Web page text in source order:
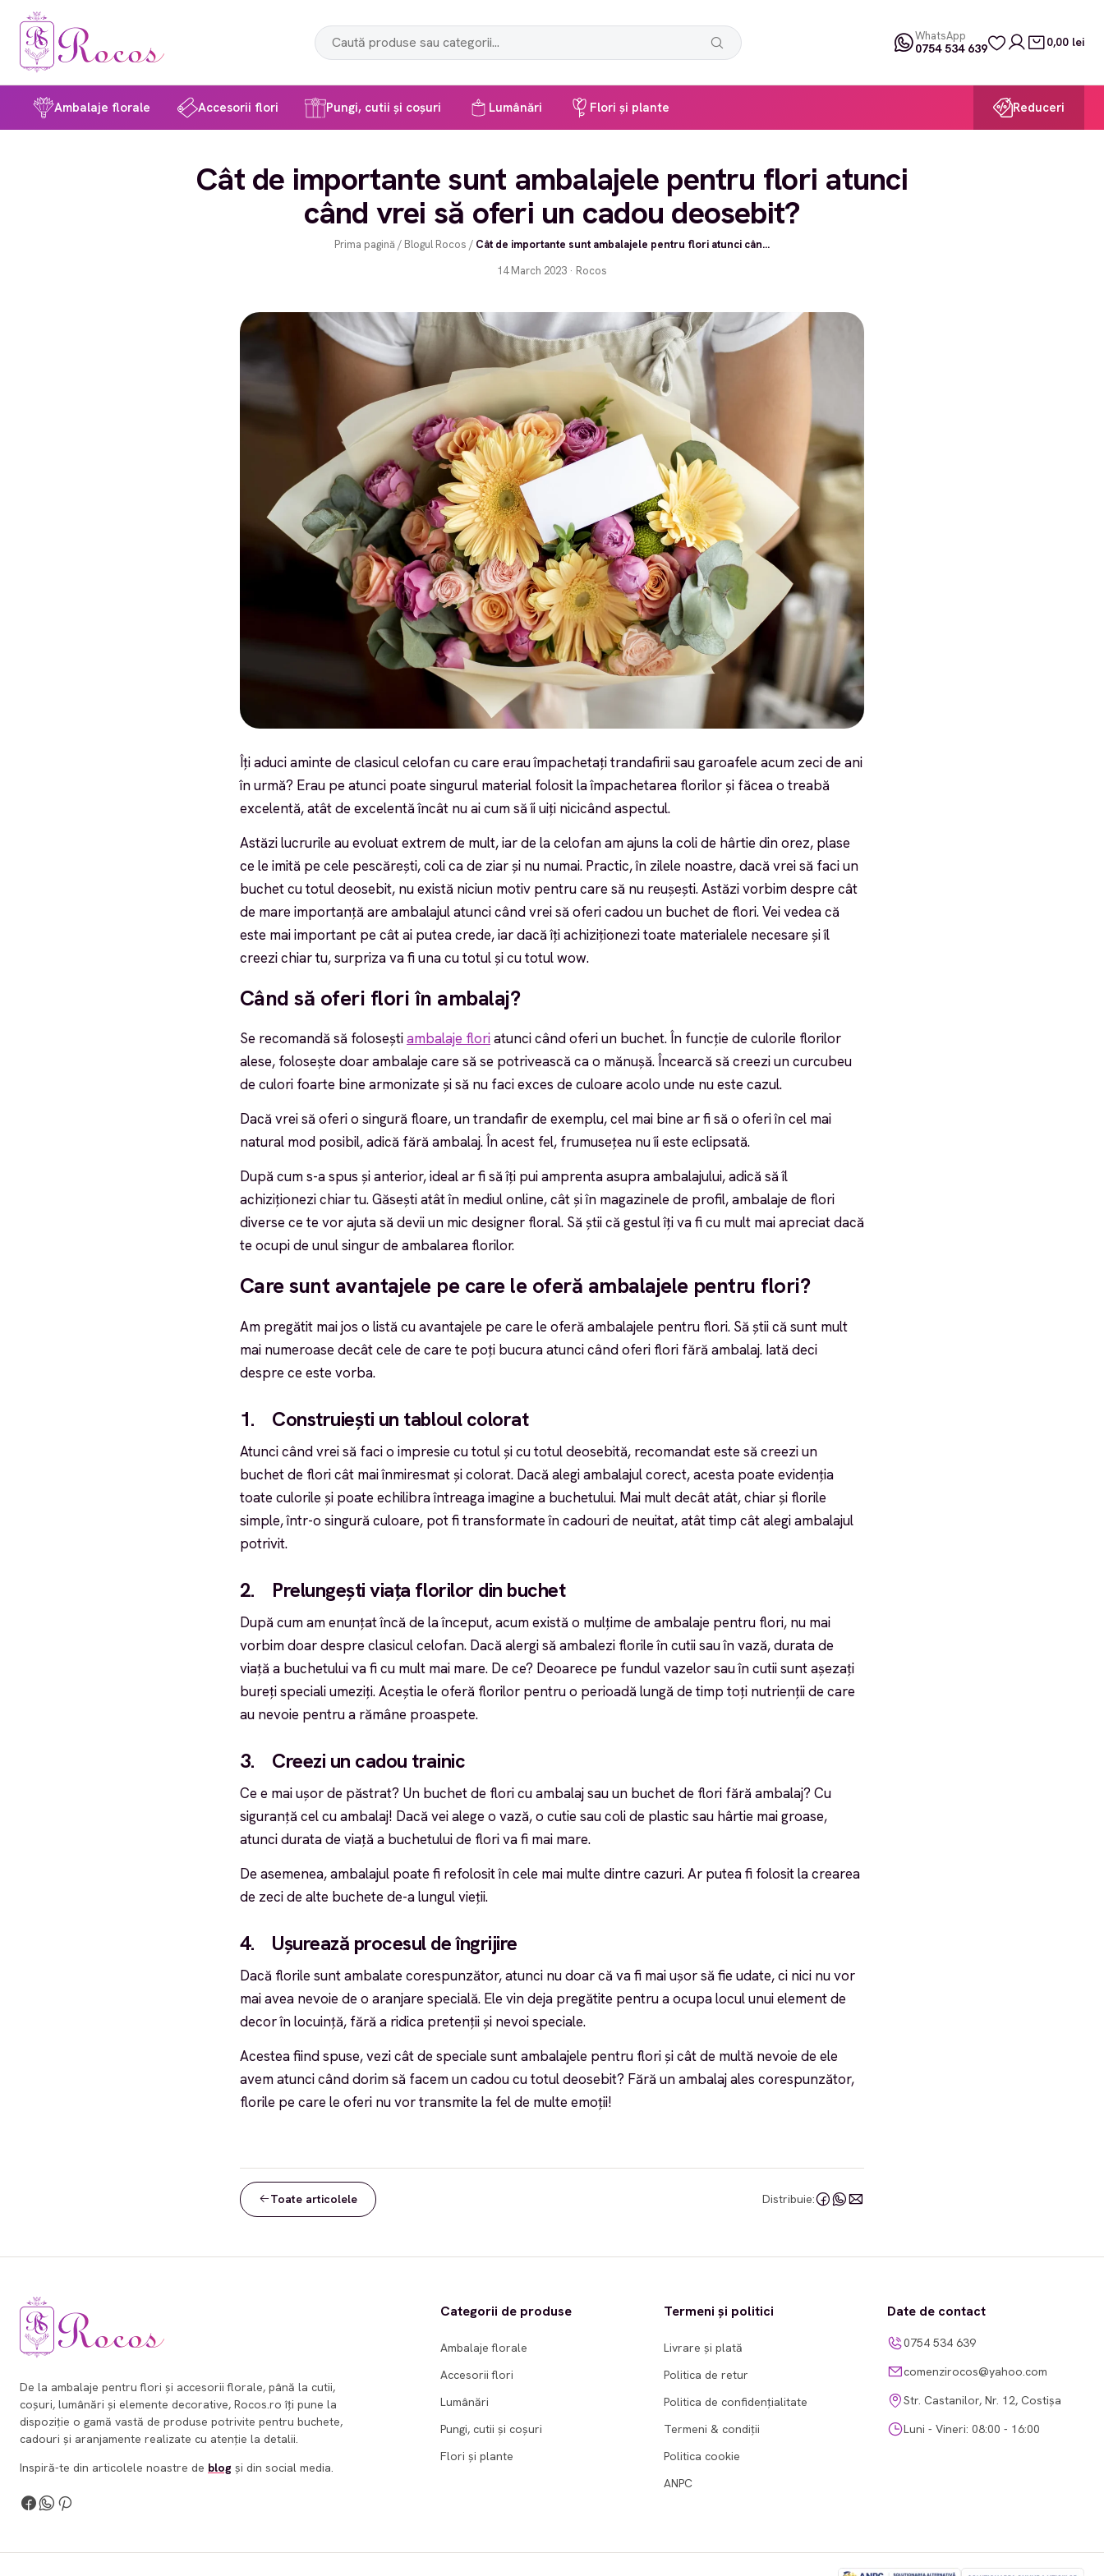
WhatsApp
0754 534 639 0,00 lei
Ambalaje florale Accesorii flori Pungi, cutii și coșuri Lumânări Flori și plante Reduceri
Cât de importante sunt ambalajele pentru flori atunci
când vrei să oferi un cadou deosebit?
Prima pagină / Blogul Rocos / Cât de importante sunt ambalajele pentru flori atunci cân...
14 March 2023 · Rocos
Îți aduci aminte de clasicul celofan cu care erau împachetați trandafirii sau garoafele acum zeci de ani
în urmă? Erau pe atunci poate singurul material folosit la împachetarea florilor și făcea o treabă
excelentă, atât de excelentă încât nu ai cum să îi uiți nicicând aspectul.
Astăzi lucrurile au evoluat extrem de mult, iar de la celofan am ajuns la coli de hârtie din orez, plase
ce le imită pe cele pescărești, coli ca de ziar și nu numai. Practic, în zilele noastre, dacă vrei să faci un
buchet cu totul deosebit, nu există niciun motiv pentru care să nu reușești. Astăzi vorbim despre cât
de mare importanță are ambalajul atunci când vrei să oferi cadou un buchet de flori. Vei vedea că
este mai important pe cât ai putea crede, iar dacă îți achiziționezi toate materialele necesare și îl
creezi chiar tu, surpriza va fi una cu totul și cu totul wow.
Când să oferi flori în ambalaj?
Se recomandă să foloseștiambalaje floriatunci când oferi un buchet. În funcție de culorile florilor
alese, folosește doar ambalaje care să se potrivească ca o mănușă. Încearcă să creezi un curcubeu
de culori foarte bine armonizate și să nu faci exces de culoare acolo unde nu este cazul.
Dacă vrei să oferi o singură floare, un trandafir de exemplu, cel mai bine ar fi să o oferi în cel mai
natural mod posibil, adică fără ambalaj. În acest fel, frumusețea nu îi este eclipsată.
După cum s-a spus și anterior, ideal ar fi să îți pui amprenta asupra ambalajului, adică să îl
achiziționezi chiar tu. Găsești atât în mediul online, cât și în magazinele de profil, ambalaje de flori
diverse ce te vor ajuta să devii un mic designer floral. Să știi că gestul îți va fi cu mult mai apreciat dacă
te ocupi de unul singur de ambalarea florilor.
Care sunt avantajele pe care le oferă ambalajele pentru flori?
Am pregătit mai jos o listă cu avantajele pe care le oferă ambalajele pentru flori. Să știi că sunt mult
mai numeroase decât cele de care te poți bucura atunci când oferi flori fără ambalaj. Iată deci
despre ce este vorba.
1. Construiești un tabloul colorat
Atunci când vrei să faci o impresie cu totul și cu totul deosebită, recomandat este să creezi un
buchet de flori cât mai înmiresmat și colorat. Dacă alegi ambalajul corect, acesta poate evidenția
toate culorile și poate echilibra întreaga imagine a buchetului. Mai mult decât atât, chiar și florile
simple, într-o singură culoare, pot fi transformate în cadouri de neuitat, atât timp cât alegi ambalajul
potrivit.
2. Prelungești viața florilor din buchet
După cum am enunțat încă de la început, acum există o mulțime de ambalaje pentru flori, nu mai
vorbim doar despre clasicul celofan. Dacă alergi să ambalezi florile în cutii sau în vază, durata de
viață a buchetului va fi cu mult mai mare. De ce? Deoarece pe fundul vazelor sau în cutii sunt așezați
bureți speciali umeziți. Aceștia le oferă florilor pentru o perioadă lungă de timp toți nutrienții de care
au nevoie pentru a rămâne proaspete.
3. Creezi un cadou trainic
Ce e mai ușor de păstrat? Un buchet de flori cu ambalaj sau un buchet de flori fără ambalaj? Cu
siguranță cel cu ambalaj! Dacă vei alege o vază, o cutie sau coli de plastic sau hârtie mai groase,
atunci durata de viață a buchetului de flori va fi mai mare.
De asemenea, ambalajul poate fi refolosit în cele mai multe dintre cazuri. Ar putea fi folosit la crearea
de zeci de alte buchete de-a lungul vieții.
4. Ușurează procesul de îngrijire
Dacă florile sunt ambalate corespunzător, atunci nu doar că va fi mai ușor să fie udate, ci nici nu vor
mai avea nevoie de o aranjare specială. Ele vin deja pregătite pentru a ocupa locul unui element de
decor în locuință, fără a ridica pretenții și nevoi speciale.
Acestea fiind spuse, vezi cât de speciale sunt ambalajele pentru flori și cât de multă nevoie de ele
avem atunci când dorim să facem un cadou cu totul deosebit? Fără un ambalaj ales corespunzător,
florile pe care le oferi nu vor transmite la fel de multe emoții!
Toate articolele Distribuie:
De la ambalaje pentru flori și accesorii florale, până la cutii,
coșuri, lumânări și elemente decorative, Rocos.ro îți pune la
dispoziție o gamă vastă de produse potrivite pentru buchete,
cadouri și aranjamente realizate cu atenție la detalii.
Inspiră-te din articolele noastre de blog și din social media.
Categorii de produse
Ambalaje florale
Accesorii flori
Lumânări
Pungi, cutii și coșuri
Flori și plante
Termeni și politici
Livrare și plată
Politica de retur
Politica de confidențialitate
Termeni & condiții
Politica cookie
ANPC
Date de contact
0754 534 639
comenzirocos@yahoo.com
Str. Castanilor, Nr. 12, Costișa
Luni - Vineri: 08:00 - 16:00